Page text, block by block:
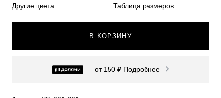
Другие цвета Таблица размеров
В КОРЗИНУ
от 150 ₽ Подробнее